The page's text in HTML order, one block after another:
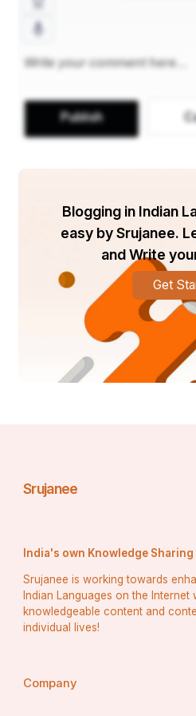
दुरुपयोग या दुरुपयोग शामिल है।
3. मेन्स रीया (दोषी मन): अभियुक्त ने
होगा। इसका मतलब है कि केवल
स्पष्ट सबूत होना चाहिए।
धारा 409 का उल्लंघन करने के
गंभीर प्रकृति को दर्शाता है:
महत्वपूर्ण विश्वास द्वारा उचित है।
ऐतिहासिक निर्णय
Publish
Blogging in Indian
easy by Srujanee.
and Write
Get
Srujanee
India's own Knowledge
Srujanee is working towards
Indian Languages on the Internet
knowledgeable content and
individual lives!
Company